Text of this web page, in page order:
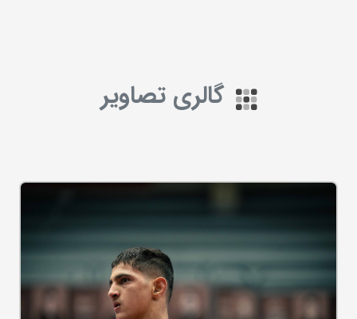
گالری تصاویر